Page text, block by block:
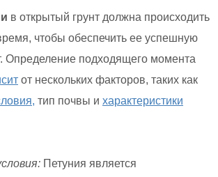
в открытый грунт должна происходить
чтобы обеспечить ее успешную
Определение подходящего момента
от нескольких факторов, таких как
тип почвы и характеристики
Петуния является